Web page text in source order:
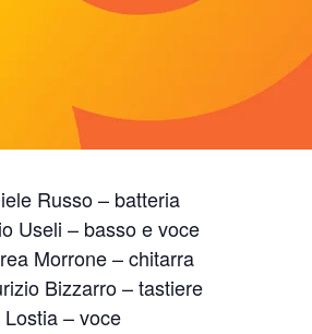
Russo – batteria
Useli – basso e voce
Morrone – chitarra
Bizzarro – tastiere
Lostia – voce